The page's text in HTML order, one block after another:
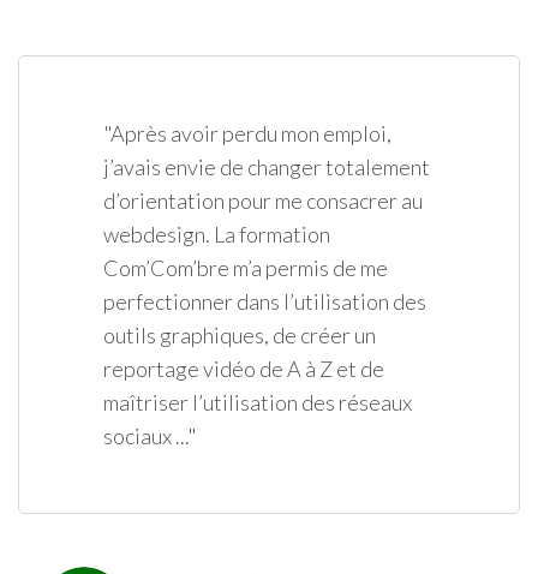
"Après avoir perdu mon emploi,
j’avais envie de changer totalement
d’orientation pour me consacrer au
webdesign. La formation
Com’Com’bre m’a permis de me
perfectionner dans l’utilisation des
outils graphiques, de créer un
reportage vidéo de A à Z et de
maîtriser l’utilisation des réseaux
sociaux ..."